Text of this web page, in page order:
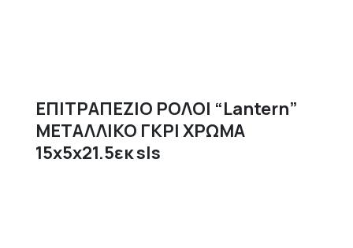
ΕΠΙΤΡΑΠΕΖΙΟ ΡΟΛΟΙ “Lantern”
ΜΕΤΑΛΛΙΚΟ ΓΚΡΙ ΧΡΩΜΑ
15x5x21.5εκ sls